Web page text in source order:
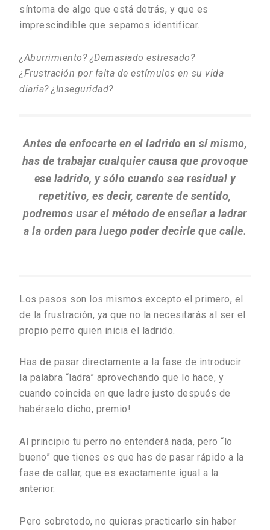
síntoma de algo que está detrás, y que es
imprescindible que sepamos identificar.
¿Aburrimiento? ¿Demasiado estresado?
¿Frustración por falta de estímulos en su vida
diaria? ¿Inseguridad?
Antes de enfocarte en el ladrido en sí mismo,
has de trabajar cualquier causa que provoque
ese ladrido, y sólo cuando sea residual y
repetitivo, es decir, carente de sentido,
podremos usar el método de enseñar a ladrar
a la orden para luego poder decirle que calle.
Los pasos son los mismos excepto el primero, el
de la frustración, ya que no la necesitarás al ser el
propio perro quien inicia el ladrido.
Has de pasar directamente a la fase de introducir
la palabra “ladra” aprovechando que lo hace, y
cuando coincida en que ladre justo después de
habérselo dicho, premio!
Al principio tu perro no entenderá nada, pero “lo
bueno” que tienes es que has de pasar rápido a la
fase de callar, que es exactamente igual a la
anterior.
Pero sobretodo, no quieras practicarlo sin haber